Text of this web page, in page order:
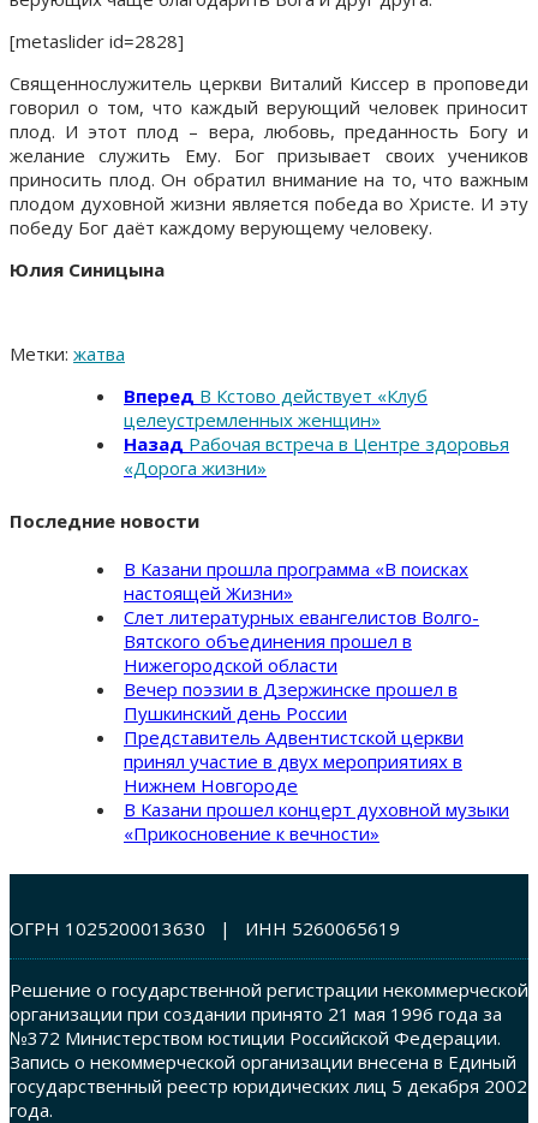
[metaslider id=2828]
Священнослужитель церкви Виталий Киссер в проповеди
говорил о том, что каждый верующий человек приносит
плод. И этот плод – вера, любовь, преданность Богу и
желание служить Ему. Бог призывает своих учеников
приносить плод. Он обратил внимание на то, что важным
плодом духовной жизни является победа во Христе. И эту
победу Бог даёт каждому верующему человеку.
Юлия Синицына
Метки: жатва
Вперед В Кстово действует «Клуб
целеустремленных женщин»
Назад Рабочая встреча в Центре здоровья
«Дорога жизни»
Последние новости
В Казани прошла программа «В поисках
настоящей Жизни»
Слет литературных евангелистов Волго-
Вятского объединения прошел в
Нижегородской области
Вечер поэзии в Дзержинске прошел в
Пушкинский день России
Представитель Адвентистской церкви
принял участие в двух мероприятиях в
Нижнем Новгороде
В Казани прошел концерт духовной музыки
«Прикосновение к вечности»
ОГРН 1025200013630 | ИНН 5260065619
Решение о государственной регистрации некоммерческой
организации при создании принято 21 мая 1996 года за
№372 Министерством юстиции Российской Федерации.
Запись о некоммерческой организации внесена в Единый
государственный реестр юридических лиц 5 декабря 2002
года.